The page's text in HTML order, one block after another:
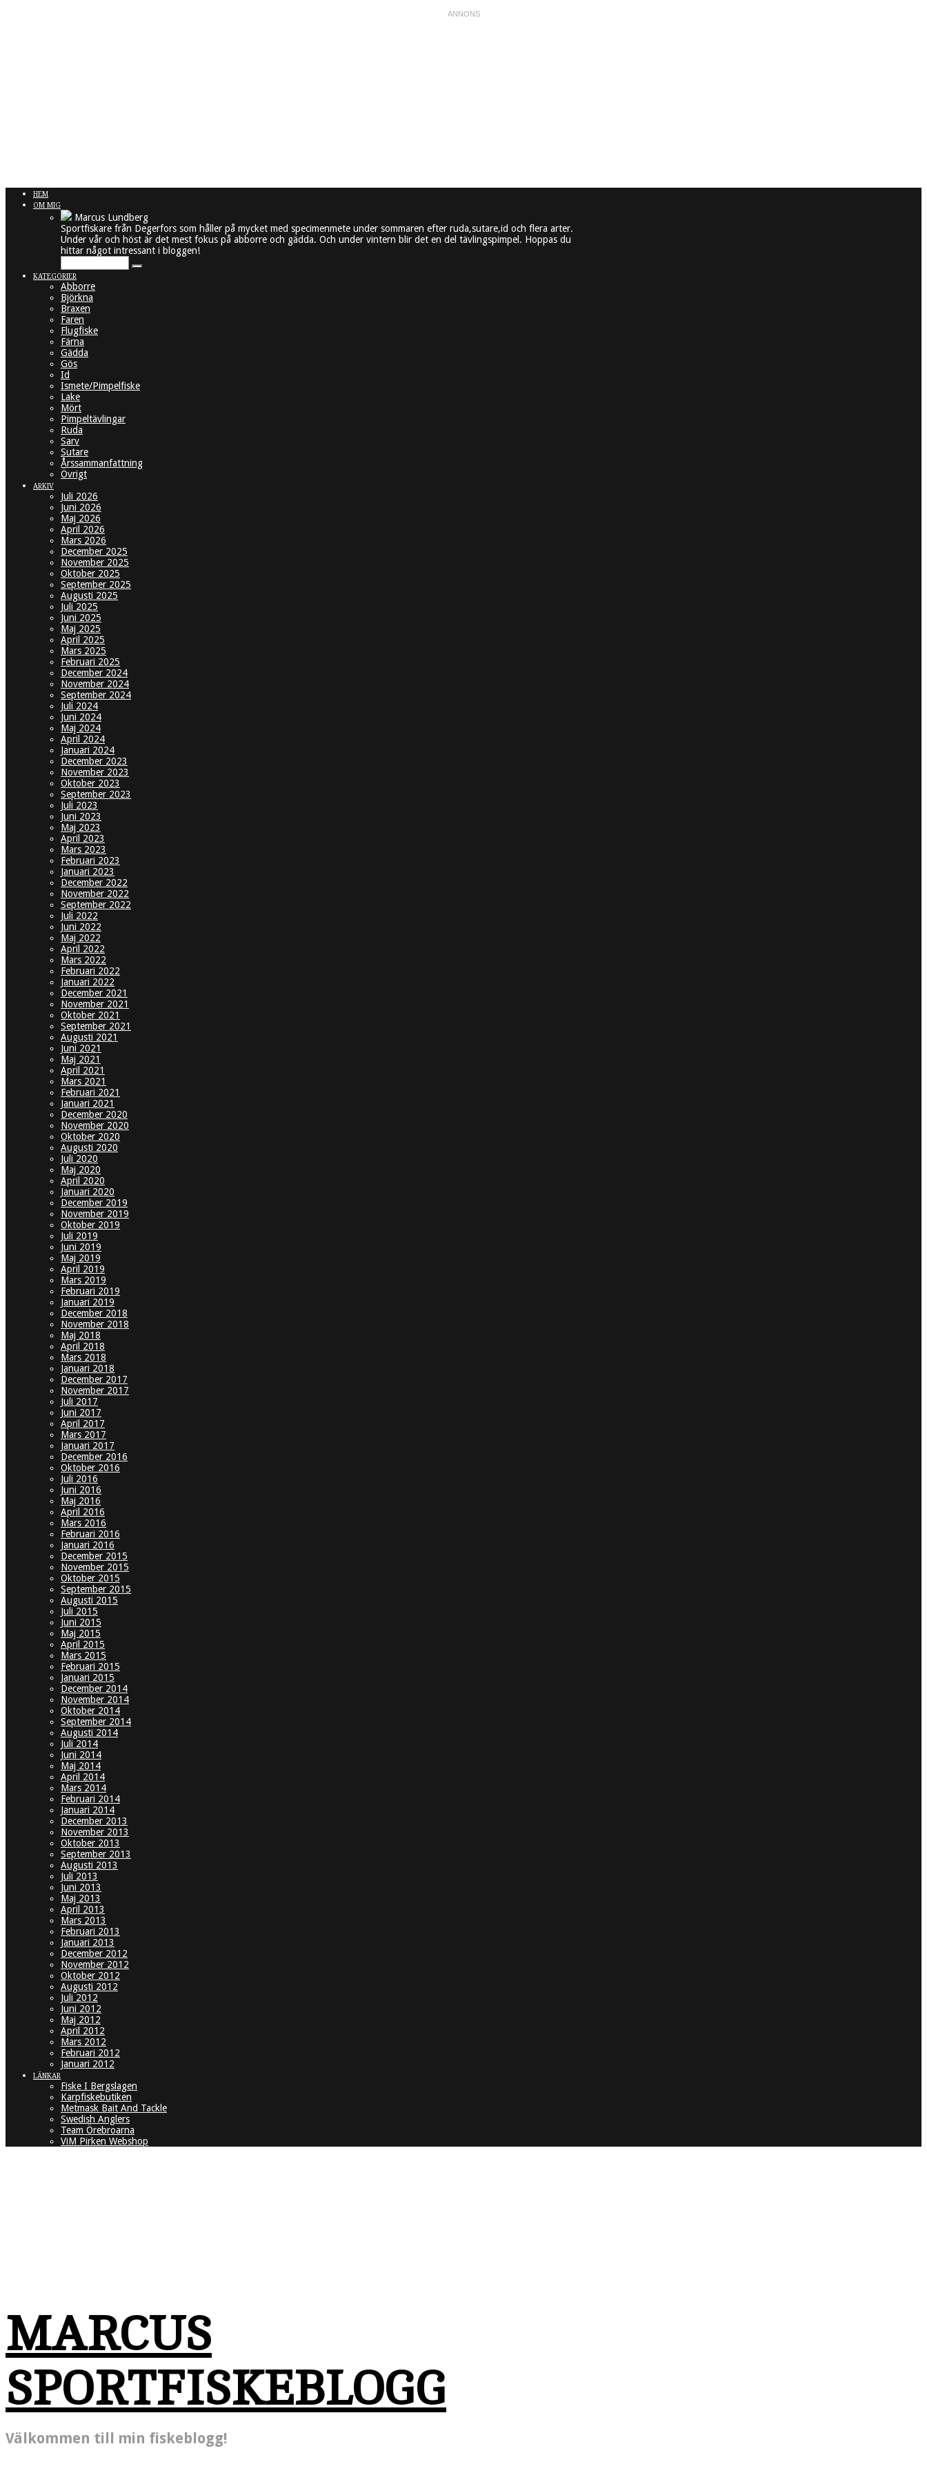
HEM
OM MIG
Marcus Lundberg
Sportfiskare från Degerfors som håller på mycket med specimenmete under sommaren efter ruda,sutare,id och flera arter.
Under vår och höst är det mest fokus på abborre och gädda. Och under vintern blir det en del tävlingspimpel. Hoppas du
hittar något intressant i bloggen!
KATEGORIER
Abborre
Björkna
Braxen
Faren
Flugfiske
Färna
Gädda
Gös
Id
Ismete/Pimpelfiske
Lake
Mört
Pimpeltävlingar
Ruda
Sarv
Sutare
Årssammanfattning
Övrigt
ARKIV
Juli 2026
Juni 2026
Maj 2026
April 2026
Mars 2026
December 2025
November 2025
Oktober 2025
September 2025
Augusti 2025
Juli 2025
Juni 2025
Maj 2025
April 2025
Mars 2025
Februari 2025
December 2024
November 2024
September 2024
Juli 2024
Juni 2024
Maj 2024
April 2024
Januari 2024
December 2023
November 2023
Oktober 2023
September 2023
Juli 2023
Juni 2023
Maj 2023
April 2023
Mars 2023
Februari 2023
Januari 2023
December 2022
November 2022
September 2022
Juli 2022
Juni 2022
Maj 2022
April 2022
Mars 2022
Februari 2022
Januari 2022
December 2021
November 2021
Oktober 2021
September 2021
Augusti 2021
Juni 2021
Maj 2021
April 2021
Mars 2021
Februari 2021
Januari 2021
December 2020
November 2020
Oktober 2020
Augusti 2020
Juli 2020
Maj 2020
April 2020
Januari 2020
December 2019
November 2019
Oktober 2019
Juli 2019
Juni 2019
Maj 2019
April 2019
Mars 2019
Februari 2019
Januari 2019
December 2018
November 2018
Maj 2018
April 2018
Mars 2018
Januari 2018
December 2017
November 2017
Juli 2017
Juni 2017
April 2017
Mars 2017
Januari 2017
December 2016
Oktober 2016
Juli 2016
Juni 2016
Maj 2016
April 2016
Mars 2016
Februari 2016
Januari 2016
December 2015
November 2015
Oktober 2015
September 2015
Augusti 2015
Juli 2015
Juni 2015
Maj 2015
April 2015
Mars 2015
Februari 2015
Januari 2015
December 2014
November 2014
Oktober 2014
September 2014
Augusti 2014
Juli 2014
Juni 2014
Maj 2014
April 2014
Mars 2014
Februari 2014
Januari 2014
December 2013
November 2013
Oktober 2013
September 2013
Augusti 2013
Juli 2013
Juni 2013
Maj 2013
April 2013
Mars 2013
Februari 2013
Januari 2013
December 2012
November 2012
Oktober 2012
Augusti 2012
Juli 2012
Juni 2012
Maj 2012
April 2012
Mars 2012
Februari 2012
Januari 2012
LÄNKAR
Fiske I Bergslagen
Karpfiskebutiken
Metmask Bait And Tackle
Swedish Anglers
Team Örebroarna
ViM Pirken Webshop
MARCUS
SPORTFISKEBLOGG
Välkommen till min fiskeblogg!